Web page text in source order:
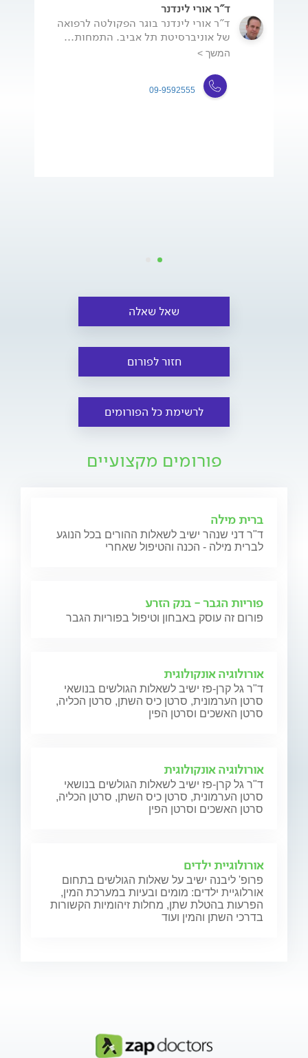
ד"ר אורי לינדנר
ד"ר אורי לינדנר בוגר הפקולטה לרפואה
של אוניברסיטת תל אביב. התמחות...
המשך >
09-9592555
שאל שאלה
חזור לפורום
לרשימת כל הפורומים
פורומים מקצועיים
ברית מילה
ד"ר דני שנהר ישיב לשאלות ההורים בכל הנוגע
לברית מילה - הכנה והטיפול שאחרי
פוריות הגבר - בנק הזרע
פורום זה עוסק באבחון וטיפול בפוריות הגבר
אורולוגיה אונקולוגית
ד"ר גל קרן-פז ישיב לשאלות הגולשים בנושאי
סרטן הערמונית, סרטן כיס השתן, סרטן הכליה,
סרטן האשכים וסרטן הפין
אורולוגיה אונקולוגית
ד"ר גל קרן-פז ישיב לשאלות הגולשים בנושאי
סרטן הערמונית, סרטן כיס השתן, סרטן הכליה,
סרטן האשכים וסרטן הפין
אורולוגיית ילדים
פרופ' ליבנה ישיב על שאלות הגולשים בתחום
אורלוגיית ילדים: מומים ובעיות במערכת המין,
הפרעות בהטלת שתן, מחלות זיהומיות הקשורות
בדרכי השתן והמין ועוד